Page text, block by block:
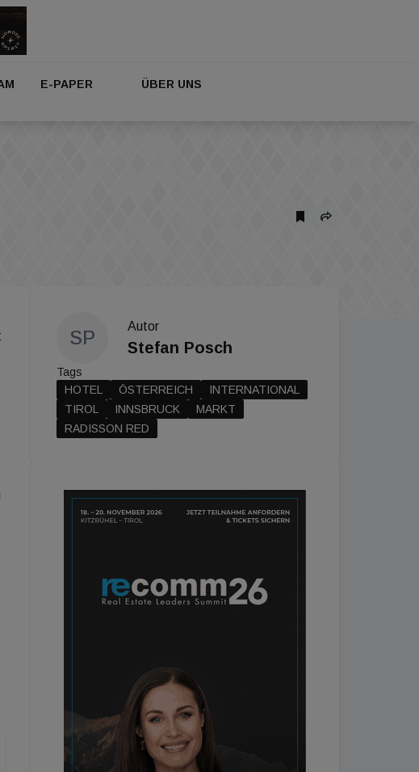
E-PAPER ÜBER UNS
SP
Autor
Stefan Posch
Tags
HOTEL
ÖSTERREICH
INTERNATIONAL
TIROL
INNSBRUCK
MARKT
RADISSON RED